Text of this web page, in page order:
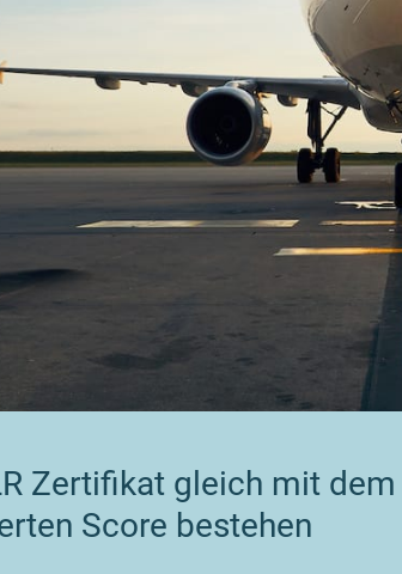
Zertifikat gleich mit dem
Score bestehen